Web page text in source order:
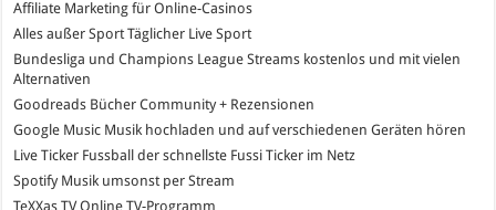
Affiliate Marketing für Online-Casinos
Alles außer Sport Täglicher Live Sport
Bundesliga und Champions League Streams kostenlos und mit vielen
Alternativen
Goodreads Bücher Community + Rezensionen
Google Music Musik hochladen und auf verschiedenen Geräten hören
Live Ticker Fussball
der schnellste Fussi Ticker im Netz
SpotifyMusik umsonst per Stream
TeXXas TVOnline TV-Programm